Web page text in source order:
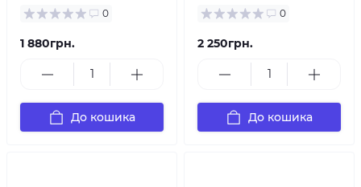
0
1 880грн.
До кошика
0
2 250грн.
До кошика